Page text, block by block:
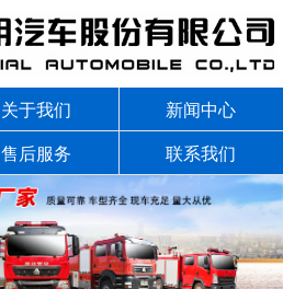
关于我们
新闻中心
售后服务 联系我们